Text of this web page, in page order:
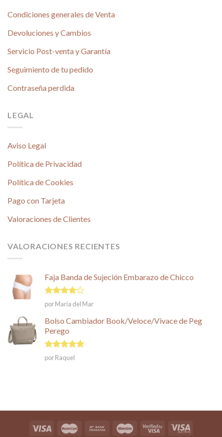
Condiciones generales de Venta
Devoluciones y Cambios
Servicio Post-venta y Garantía
Seguimiento de tu pedido
Contraseña perdida
LEGAL
Aviso Legal
Política de Privacidad
Política de Cookies
Pago con Tarjeta
Valoraciones de Clientes
VALORACIONES RECIENTES
Faja Banda de Sujeción Embarazo de Chicco
Valorado
en
5
por María del Mar
Bolso Cambiador Book/Veloce/Vivace de Peg
Perego
Valorado en
5
de 5
por Raquel